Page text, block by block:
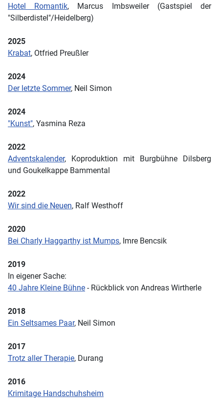
Hotel Romantik, Marcus Imbsweiler (Gastspiel der
"Silberdistel"/Heidelberg)
2025
Krabat, Otfried Preußler
2024
Der letzte Sommer, Neil Simon
2024
"Kunst", Yasmina Reza
2022
Adventskalender, Koproduktion mit Burgbühne Dilsberg
und Goukelkappe Bammental
2022
Wir sind die Neuen, Ralf Westhoff
2020
Bei Charly Haggarthy ist Mumps, Imre Bencsik
2019
In eigener Sache:
40 Jahre Kleine Bühne - Rückblick von Andreas Wirtherle
2018
Ein Seltsames Paar, Neil Simon
2017
Trotz aller Therapie, Durang
2016
Krimitage Handschuhsheim